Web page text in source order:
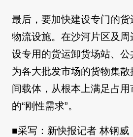
最后，要加快建设专门的
物流设施。在沙河片区及
设专用的货运卸货场站、公
为各大批发市场的货物集
间载体，从根本上满足占
的“刚性需求”。
■采写：新快报记者 林钢威